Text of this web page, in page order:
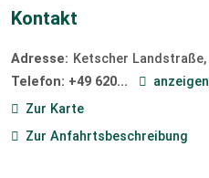
Kontakt
Adresse: Ketscher Landstraße
Telefon: +49 620...
anzeigen
Zur Karte
Zur Anfahrtsbeschreibung